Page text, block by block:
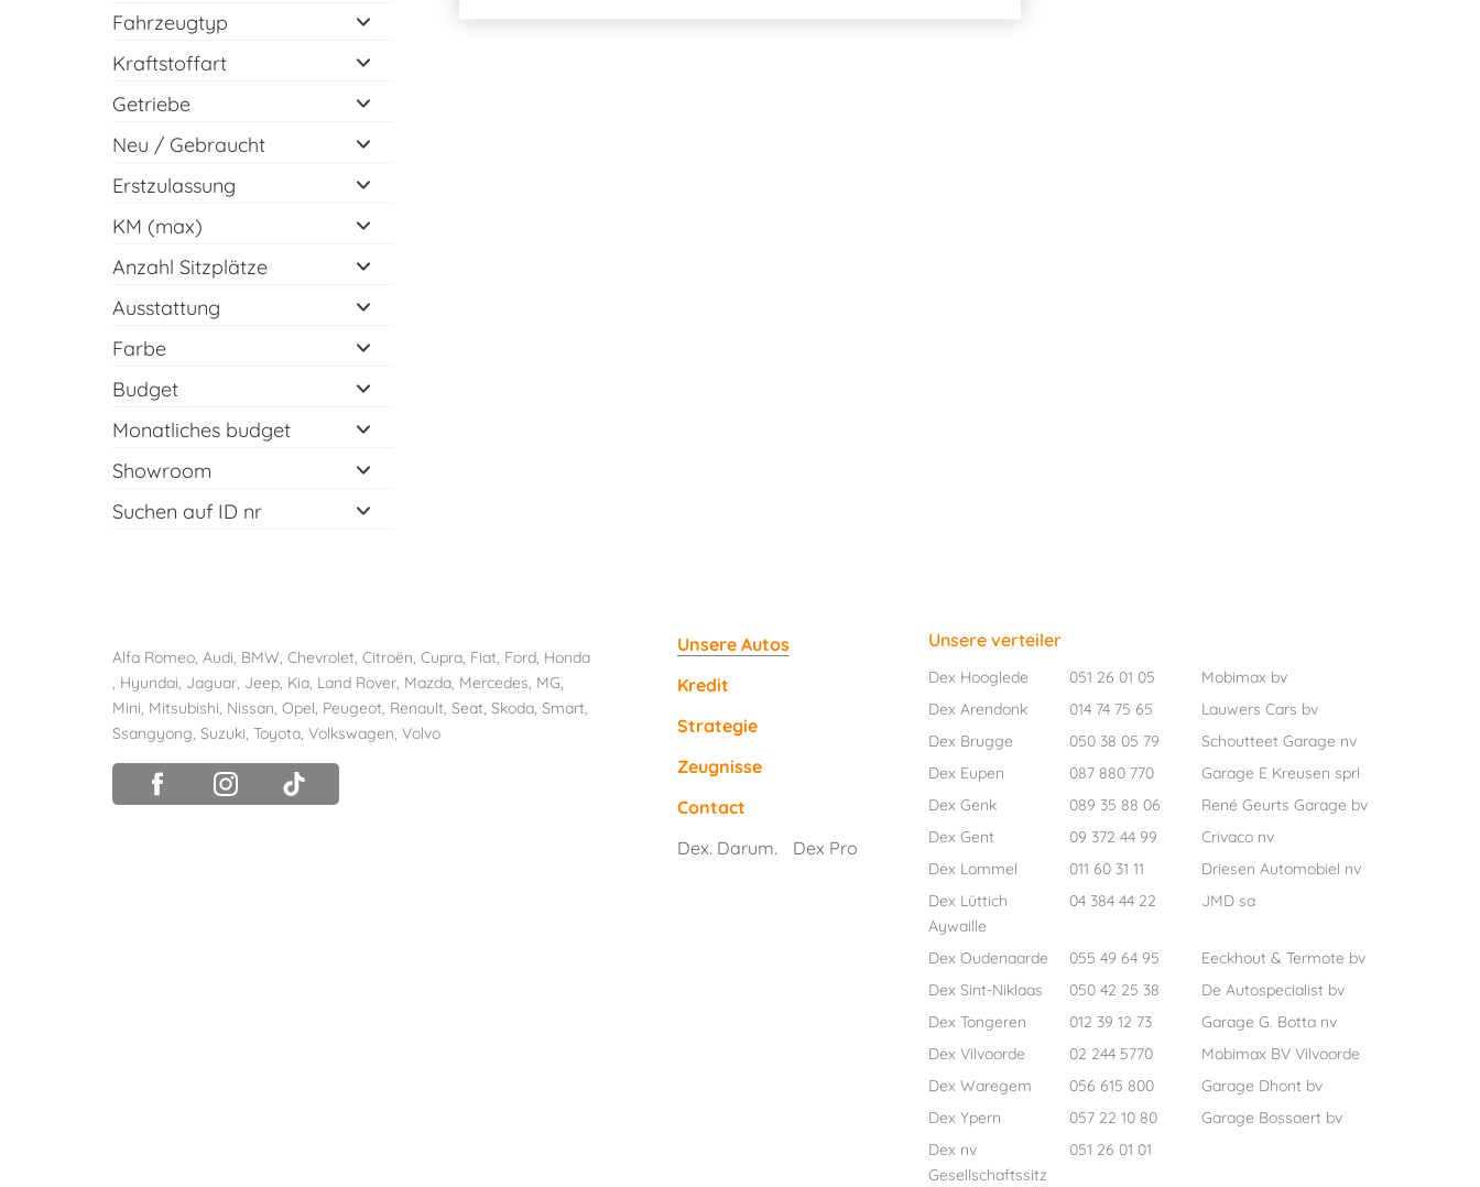
Fahrzeugtyp
Kraftstoffart
Getriebe
Neu / Gebraucht
Erstzulassung
KM (max)
Anzahl Sitzplätze
Ausstattung
Farbe
Budget
Monatliches budget
Showroom
Suchen auf ID nr
Alfa Romeo, Audi, BMW, Chevrolet, Citroën, Cupra, Fiat, Ford, Honda
, Hyundai, Jaguar, Jeep, Kia, Land Rover, Mazda, Mercedes, MG,
Mini, Mitsubishi, Nissan, Opel, Peugeot, Renault, Seat, Skoda, Smart,
Ssangyong, Suzuki, Toyota, Volkswagen, Volvo
Unsere Autos
Kredit
Strategie
Zeugnisse
Contact
Dex. Darum.
Dex Pro
Unsere verteiler
Dex Hooglede 051 26 01 05
Mobimax bv
Dex Arendonk
014 74 75 65
Lauwers Cars bv
Dex Brugge
050 38 05 79
Schoutteet Garage nv
Dex Eupen
087 880 770
Garage E Kreusen sprl
Dex Genk
089 35 88 06
René Geurts Garage bv
Dex Gent
09 372 44 99
Crivaco nv
Dex Lommel
011 60 31 11
Driesen Automobiel nv
Dex Lüttich
Aywaille
04 384 44 22 JMD sa
Dex Oudenaarde 055 49 64 95
Eeckhout & Termote bv
Dex Sint-Niklaas
050 42 25 38
De Autospecialist bv
Dex Tongeren
012 39 12 73
Garage G. Botta nv
Dex Vilvoorde
02 244 5770
Mobimax BV Vilvoorde
Dex Waregem
056 615 800
Garage Dhont bv
Dex Ypern
057 22 10 80
Garage Bossaert bv
Dex nv
Gesellschaftssitz
051 26 01 01